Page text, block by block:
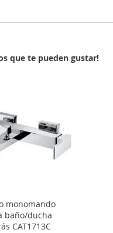
que te pueden gustar!
monomando
baño/ducha
CAT1713C